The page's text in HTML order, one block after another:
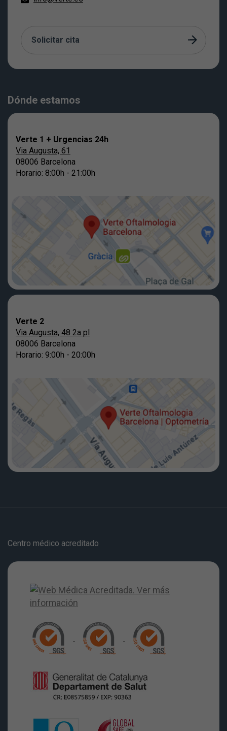
Solicitar cita
Dónde estamos
Verte 1 + Urgencias 24h
Via Augusta, 61
08006 Barcelona
Horario: 8:00h - 21:00h
Verte 2
Via Augusta, 48 2a pl
08006 Barcelona
Horario: 9:00h - 20:00h
Centro médico acreditado